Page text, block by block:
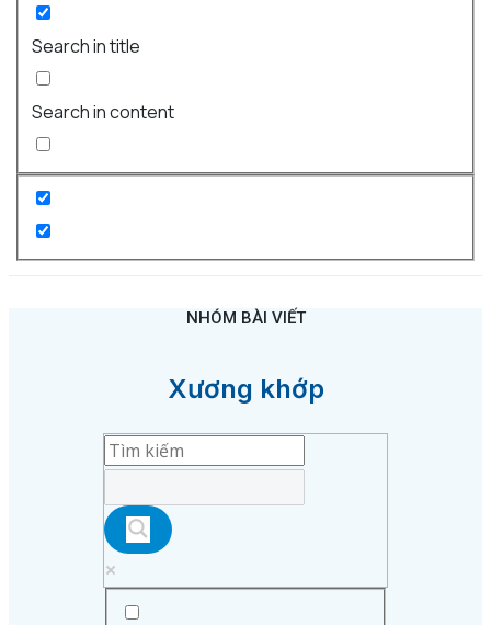
Search in title
Search in content
NHÓM BÀI VIẾT
Xương khớp